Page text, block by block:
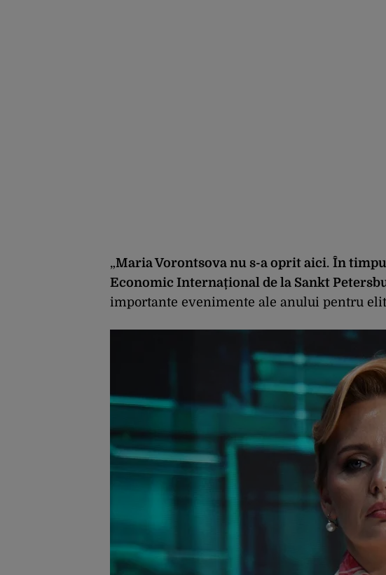
„Maria Vorontsova nu s-a oprit aici. În
Economic Internațional de la Sankt
importante evenimente ale anului pentru